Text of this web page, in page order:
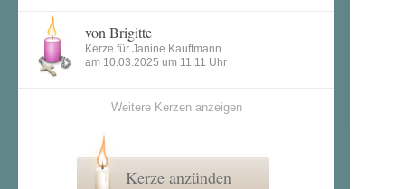
von Brigitte
Kerze für Janine Kauffmann
am 10.03.2025 um 11:11 Uhr
Weitere Kerzen anzeigen
Kerze anzünden